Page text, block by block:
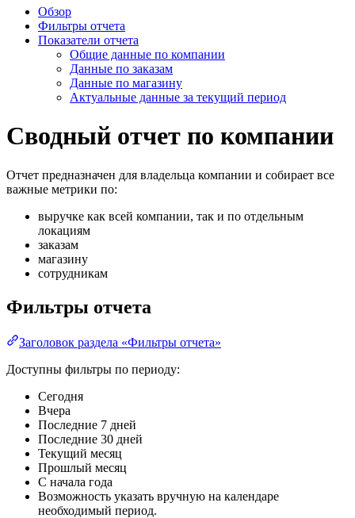
Обзор
Фильтры отчета
Показатели отчета
Общие данные по компании
Данные по заказам
Данные по магазину
Актуальные данные за текущий период
Сводный отчет по компании
Отчет предназначен для владельца компании и собирает все
важные метрики по:
выручке как всей компании, так и по отдельным
локациям
заказам
магазину
сотрудникам
Фильтры отчета
Заголовок раздела «Фильтры отчета»
Доступны фильтры по периоду:
Сегодня
Вчера
Последние 7 дней
Последние 30 дней
Текущий месяц
Прошлый месяц
С начала года
Возможность указать вручную на календаре
необходимый период.